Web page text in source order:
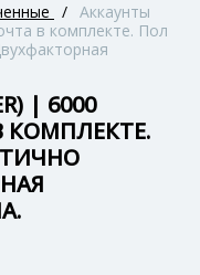
/ Аккаунты
в комплекте. Пол
| 6000